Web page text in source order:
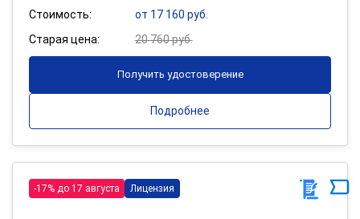
Стоимость:
от 17 160 руб.
Старая цена:
20 760 руб.
Получить удостоверение
Подробнее
-17% до 17 августа Лицензия